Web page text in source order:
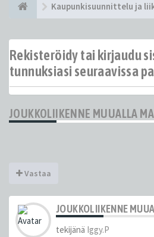
Kaupunkisuunnittelu ja
Rekisteröidy tai kirjaudu
tunnuksiasi seuraavissa
JOUKKOLIIKENNE MUUALLA
Vastaa
JOUKKOLIIKENNE
tekijänä Iggy.P